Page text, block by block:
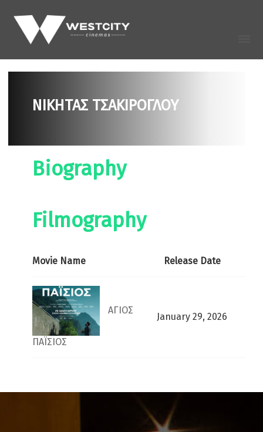
ΝΙΚΉΤΑΣ ΤΣΑΚΊΡΟΓΛΟΥ
Biography
Filmography
Movie Name Release Date
ΑΓΙΟΣ
ΠΑΪΣΙΟΣ
January 29, 2026